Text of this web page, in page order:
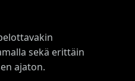
sekä erittäin
ajaton.